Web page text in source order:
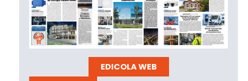
EDICOLA WEB